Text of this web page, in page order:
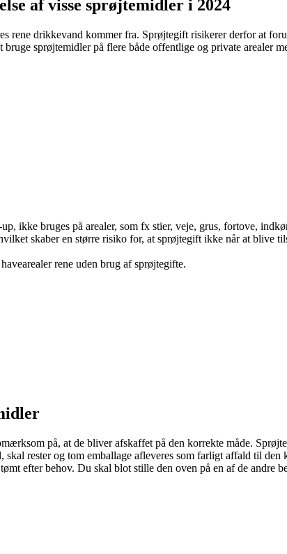
af visse sprøjtemidler i 2024
rene drikkevand kommer fra. Sprøjtegift risikerer derfor at
sprøjtemidler på flere både offentlige og private arealer
ikke bruges på arealer, som fx stier, veje, grus, fortove,
skaber en større risiko for, at sprøjtegift ikke når at blive
rene uden brug af sprøjtegifte.
på, at de bliver afskaffet på den korrekte måde.
rester og tom emballage afleveres som farligt affald til
efter behov. Du skal blot stille den oven på en af de andre